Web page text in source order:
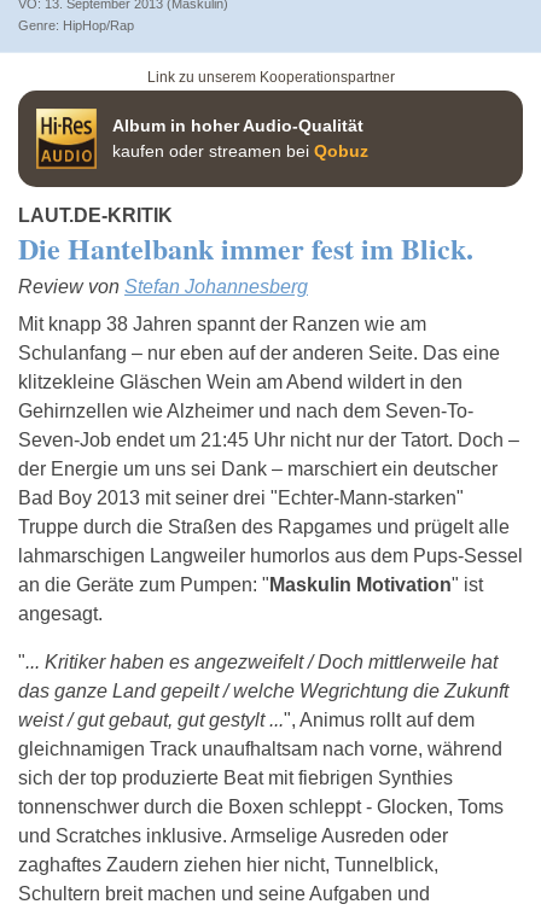
VÖ: 13. September 2013 (Maskulin)
HipHop/Rap
Link zu unserem Kooperationspartner
Album in hoher Audio-Qualität
kaufen oder streamen bei Qobuz
LAUT.DE-KRITIK
Die Hantelbank immer fest im Blick.
Review von Stefan Johannesberg
Mit knapp 38 Jahren spannt der Ranzen wie am
Schulanfang – nur eben auf der anderen Seite. Das eine
klitzekleine Gläschen Wein am Abend wildert in den
Gehirnzellen wie Alzheimer und nach dem Seven-To-
Seven-Job endet um 21:45 Uhr nicht nur der Tatort. Doch –
der Energie um uns sei Dank – marschiert ein deutscher
Bad Boy 2013 mit seiner drei "Echter-Mann-starken"
Truppe durch die Straßen des Rapgames und prügelt alle
lahmarschigen Langweiler humorlos aus dem Pups-Sessel
an die Geräte zum Pumpen: " Maskulin Motivation" ist
angesagt.
"... Kritiker haben es angezweifelt / Doch mittlerweile hat
das ganze Land gepeilt / welche Wegrichtung die Zukunft
weist / gut gebaut, gut gestylt ...", Animus rollt auf dem
gleichnamigen Track unaufhaltsam nach vorne, während
sich der top produzierte Beat mit fiebrigen Synthies
tonnenschwer durch die Boxen schleppt - Glocken, Toms
und Scratches inklusive. Armselige Ausreden oder
zaghaftes Zaudern ziehen hier nicht, Tunnelblick,
Schultern breit machen und seine Aufgaben und